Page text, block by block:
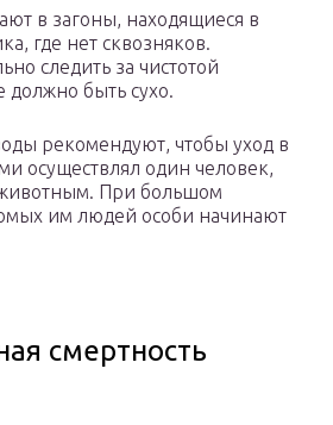
в загоны, находящиеся в
где нет сквозняков.
следить за чистотой
должно быть сухо.
рекомендуют, чтобы уход в
осуществлял один человек,
При большом
им людей особи начинают
смертность